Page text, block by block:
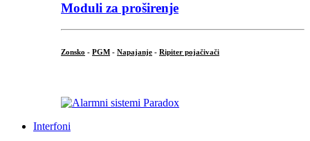
Moduli za proširenje
Zonsko - PGM - Napajanje - Ripiter pojačivači
Interfoni